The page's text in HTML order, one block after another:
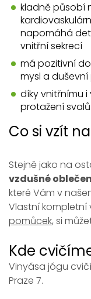
kladně působí
napomáhá
vnitřní sekrecí
má pozitivní
mysl a
díky vnitřnímu
protažení
Co si vzít
Stejně jako na
vzdušné
které Vám v
Vlastní
pomůcek, si
Kde
Vinyása jógu
Praze 7.